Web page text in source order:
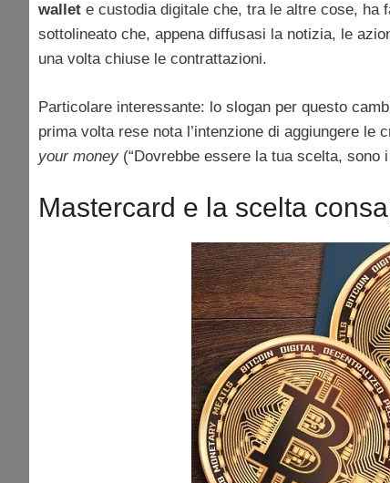
wallet e custodia digitale che, tra le altre cose, ha
sottolineato che, appena diffusasi la notizia, le
una volta chiuse le contrattazioni.
Particolare interessante: lo slogan per questo
prima volta rese nota l’intenzione di aggiungere le
your money (“Dovrebbe essere la tua scelta, sono
Mastercard e la scelta